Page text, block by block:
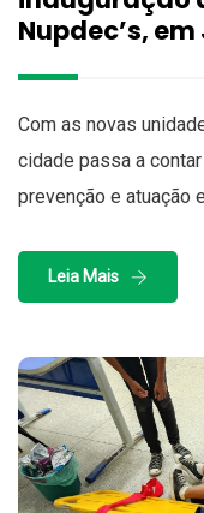
Nupdec’s,
Com as novas
cidade passa a
prevenção e atuação
Leia Mais